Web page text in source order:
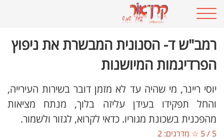
רמב"ש ד- הסנונית המבשרת את ניפוץ
הפרדיגמות המיושנות
יוסי ריינר, מי שהיה עד לא מזמן דובר בשירות העירייה,
והחל תפקידו בעידן עליזה בלוך, מנתח מציאות
מהפכנית בשכונת מגוריו. כדאי לקרוא, לגזור ולשמור.
5
/
5 ☆ מדרגים: 2